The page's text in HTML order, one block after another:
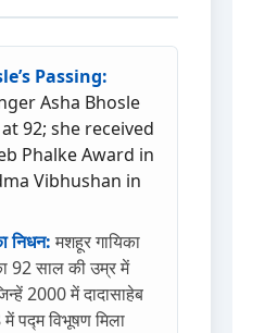
Passing:
Asha Bhosle
92; she received
Phalke Award in
Vibhushan in
निधन:मशहूर गायिका
92 साल की उम्र में
2000 में दादासाहेब
पद्म विभूषण मिला